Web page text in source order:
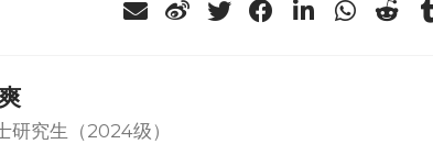
研究生（2024级）